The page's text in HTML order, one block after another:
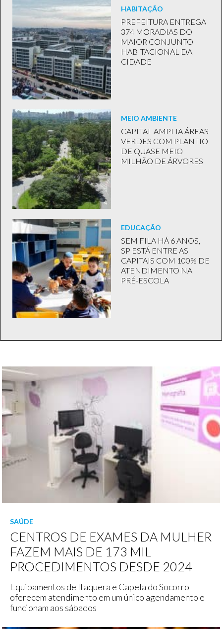
HABITAÇÃO
PREFEITURA ENTREGA
374 MORADIAS DO
MAIOR CONJUNTO
HABITACIONAL DA
CIDADE
MEIO AMBIENTE
CAPITAL AMPLIA ÁREAS
VERDES COM PLANTIO
DE QUASE MEIO
MILHÃO DE ÁRVORES
EDUCAÇÃO
SEM FILA HÁ 6 ANOS,
SP ESTÁ ENTRE AS
CAPITAIS COM 100% DE
ATENDIMENTO NA
PRÉ-ESCOLA
SAÚDE
CENTROS DE EXAMES DA MULHER
FAZEM MAIS DE 173 MIL
PROCEDIMENTOS DESDE 2024
Equipamentos de Itaquera e Capela do Socorro
oferecem atendimento em um único agendamento e
funcionam aos sábados